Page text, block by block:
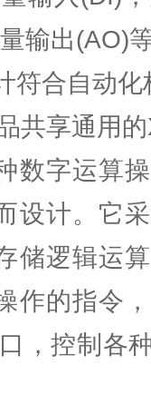
输出(AO)
符合自动化
共享通用
数字运算
设计。它
储逻辑运
作的指令
，控制各